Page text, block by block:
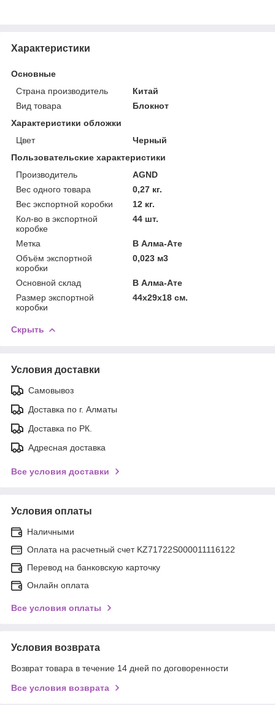
Характеристики
Основные
Страна производитель
Китай
Вид товара
Блокнот
Характеристики обложки
Цвет
Черный
Пользовательские характеристики
Производитель
AGND
Вес одного товара
0,27 кг.
Вес экспортной коробки
12 кг.
Кол-во в экспортной
коробке
44 шт.
Метка
В Алма-Ате
Объём экспортной
коробки
0,023 м3
Основной склад
В Алма-Ате
Размер экспортной
коробки
44х29х18 см.
Скрыть
Условия доставки
Самовывоз
Доставка по г. Алматы
Доставка по РК.
Адресная доставка
Все условия доставки
Условия оплаты
Наличными
Оплата на расчетный счет KZ71722S000011116122
Перевод на банковскую карточку
Онлайн оплата
Все условия оплаты
Условия возврата
Возврат товара в течение 14 дней по договоренности
Все условия возврата